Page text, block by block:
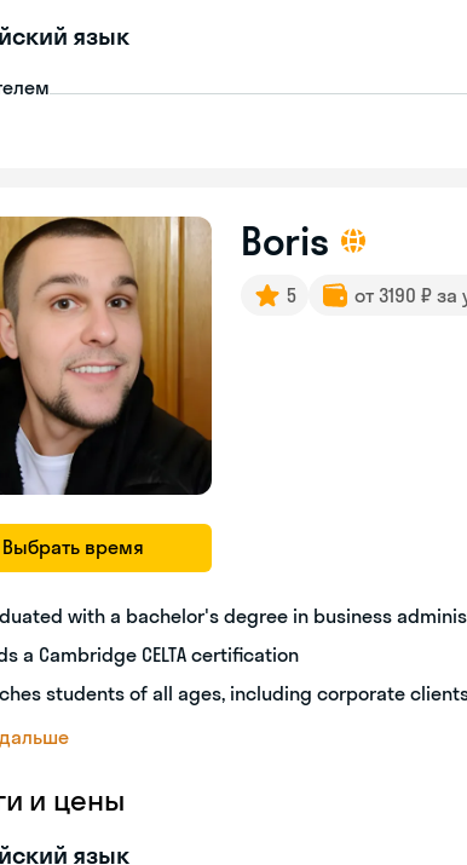
язык
Выбрать время
Boris
5 от 3190 ₽ за
with a bachelor's degree in business
a Cambridge CELTA certification
students of all ages, including corporate
и цены
язык